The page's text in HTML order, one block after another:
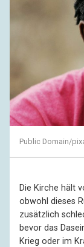
Public Domain/
Die Kirche hält
obwohl dieses
zusätzlich
bevor das
Krieg oder im